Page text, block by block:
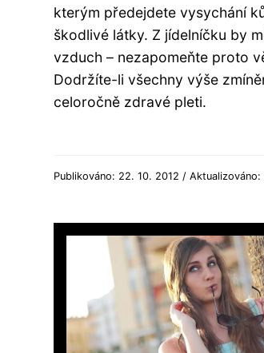
kterým předejdete vysychání
škodlivé látky. Z jídelníčku by
vzduch – nezapomeňte proto
Dodržíte-li všechny výše
celoročně zdravé pleti.
Publikováno: 22. 10. 2012 /